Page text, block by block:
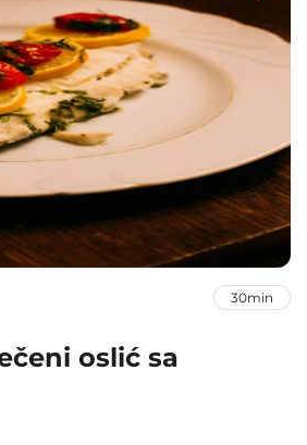
30min
oslić sa